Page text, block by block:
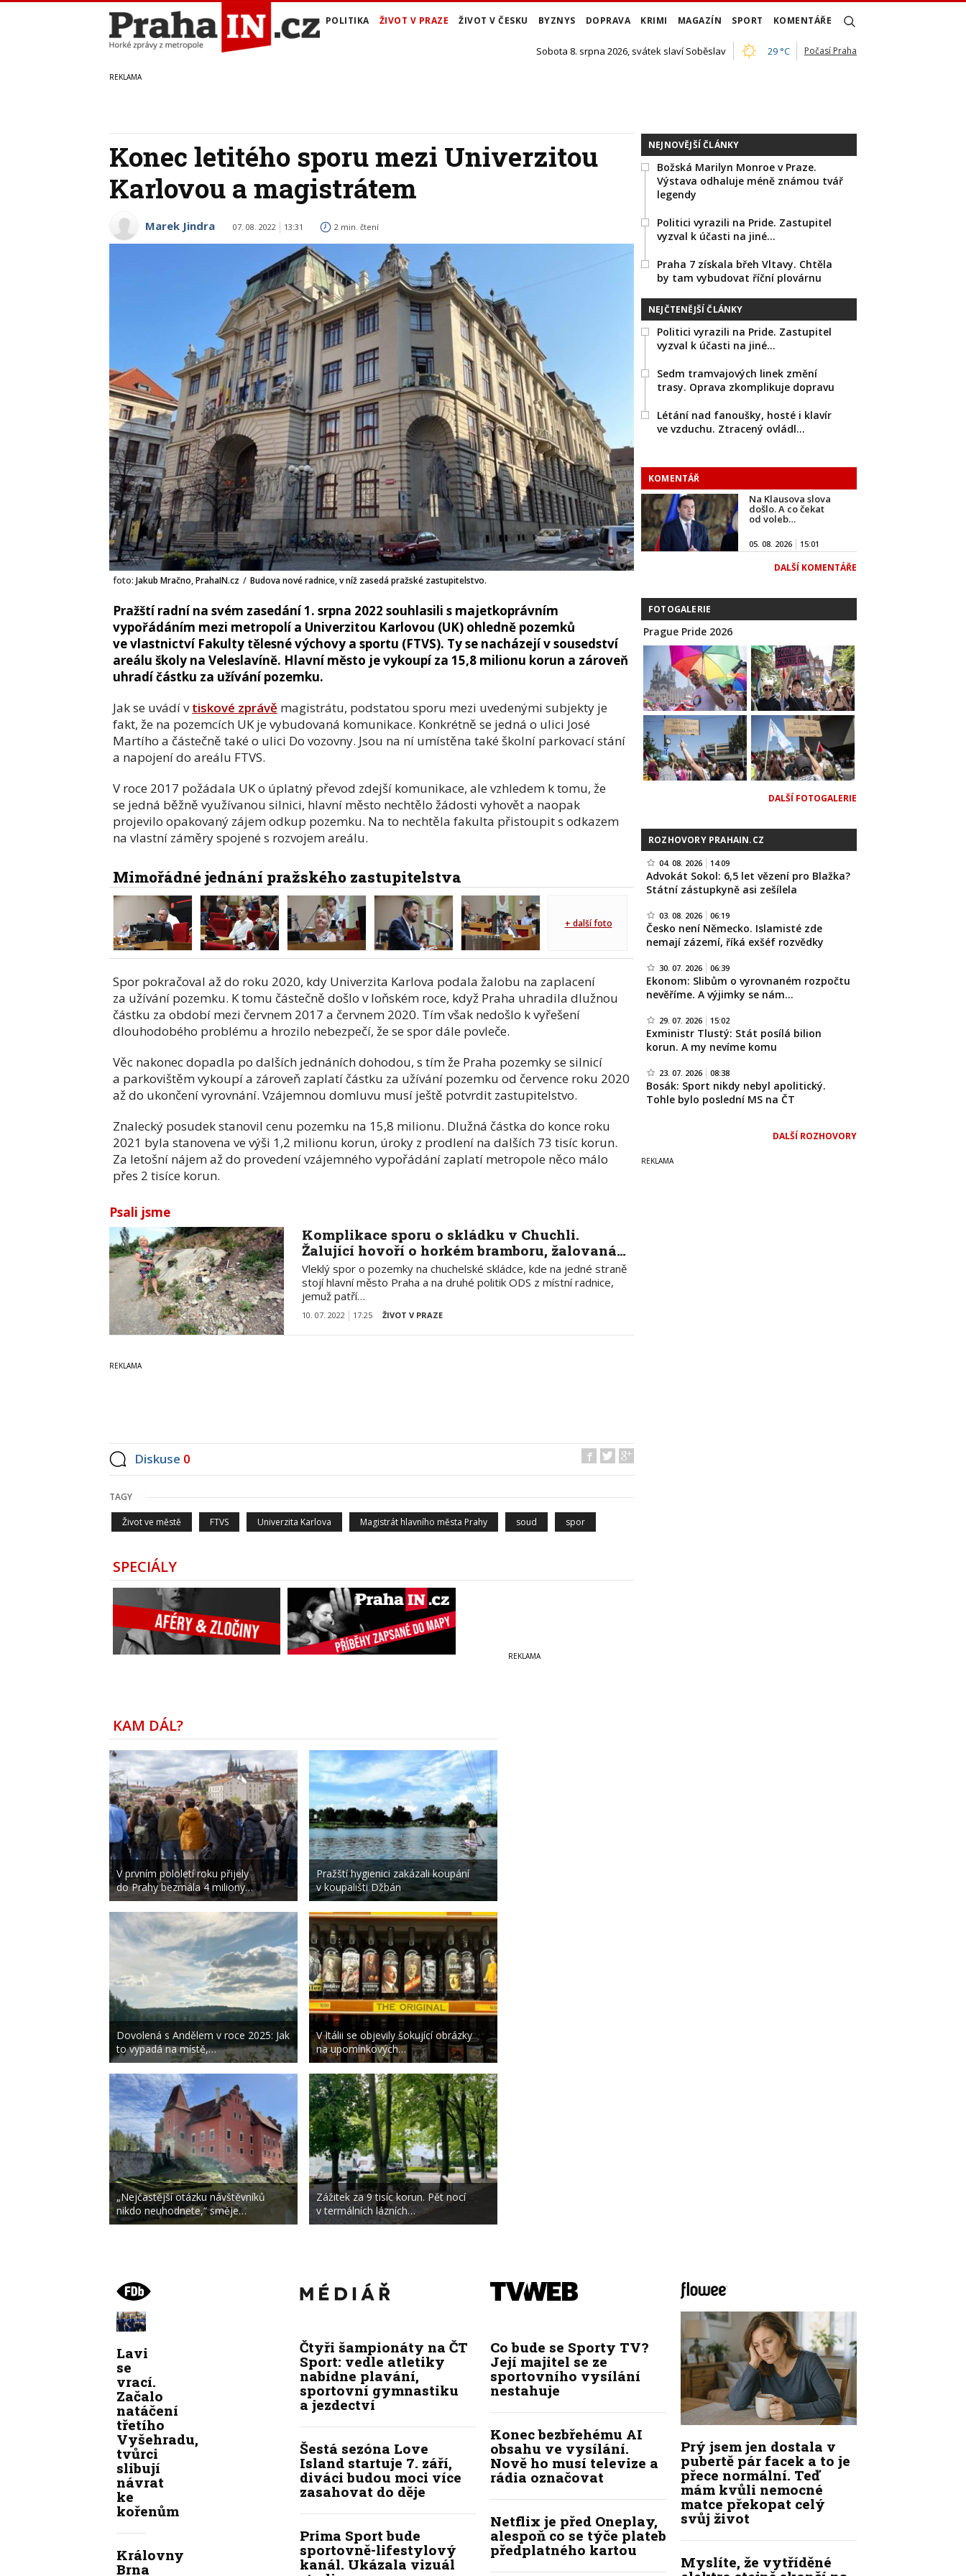
POLITIKA ŽIVOT V PRAZE ŽIVOT V ČESKU BYZNYS DOPRAVA KRIMI MAGAZÍN SPORT KOMENTÁŘE
Sobota 8. srpna 2026, svátek slaví Soběslav 29 °C Počasí Praha
Konec letitého sporu mezi Univerzitou
Karlovou a magistrátem
Marek Jindra 07. 08. 2022 13:31 2 min. čtení
foto: Jakub Mračno, PrahaIN.cz / Budova nové radnice, v níž zasedá pražské zastupitelstvo.
Pražští radní na svém zasedání 1. srpna 2022 souhlasili s majetkoprávním
vypořádáním mezi metropolí a Univerzitou Karlovou (UK) ohledně pozemků
ve vlastnictví Fakulty tělesné výchovy a sportu (FTVS). Ty se nacházejí v sousedství
areálu školy na Veleslavíně. Hlavní město je vykoupí za 15,8 milionu korun a zároveň
uhradí částku za užívání pozemku.
Jak se uvádí vtiskové zprávě magistrátu, podstatou sporu mezi uvedenými subjekty je
fakt, že na pozemcích UK je vybudovaná komunikace. Konkrétně se jedná o ulici José
Martího a částečně také o ulici Do vozovny. Jsou na ní umístěna také školní parkovací stání
a napojení do areálu FTVS.
V roce 2017 požádala UK o úplatný převod zdejší komunikace, ale vzhledem k tomu, že
se jedná běžně využívanou silnici, hlavní město nechtělo žádosti vyhovět a naopak
projevilo opakovaný zájem odkup pozemku. Na to nechtěla fakulta přistoupit s odkazem
na vlastní záměry spojené s rozvojem areálu.
Mimořádné jednání pražského zastupitelstva
+ další foto
Spor pokračoval až do roku 2020, kdy Univerzita Karlova podala žalobu na zaplacení
za užívání pozemku. K tomu částečně došlo v loňském roce, když Praha uhradila dlužnou
částku za období mezi červnem 2017 a červnem 2020. Tím však nedošlo k vyřešení
dlouhodobého problému a hrozilo nebezpečí, že se spor dále povleče.
Věc nakonec dopadla po dalších jednáních dohodou, s tím že Praha pozemky se silnicí
a parkovištěm vykoupí a zároveň zaplatí částku za užívání pozemku od července roku 2020
až do ukončení vyrovnání. Vzájemnou domluvu musí ještě potvrdit zastupitelstvo.
Znalecký posudek stanovil cenu pozemku na 15,8 milionu. Dlužná částka do konce roku
2021 byla stanovena ve výši 1,2 milionu korun, úroky z prodlení na dalších 73 tisíc korun.
Za letošní nájem až do provedení vzájemného vypořádání zaplatí metropole něco málo
přes 2 tisíce korun.
Psali jsme
Komplikace sporu o skládku v Chuchli.
Žalující hovoří o horkém bramboru, žalovaná…
Vleklý spor o pozemky na chuchelské skládce, kde na jedné straně
stojí hlavní město Praha a na druhé politik ODS z místní radnice,
jemuž patří…
10. 07. 2022 17:25 ŽIVOT V PRAZE
Diskuse 0
TAGY
Život ve městě FTVS Univerzita Karlova Magistrát hlavního města Prahy soud spor
SPECIÁLY
NEJNOVĚJŠÍ ČLÁNKY
Božská Marilyn Monroe v Praze.
Výstava odhaluje méně známou tvář
legendy
Politici vyrazili na Pride. Zastupitel
vyzval k účasti na jiné…
Praha 7 získala břeh Vltavy. Chtěla
by tam vybudovat říční plovárnu
NEJČTENĚJŠÍ ČLÁNKY
Politici vyrazili na Pride. Zastupitel
vyzval k účasti na jiné…
Sedm tramvajových linek změní
trasy. Oprava zkomplikuje dopravu
Létání nad fanoušky, hosté i klavír
ve vzduchu. Ztracený ovládl…
KOMENTÁŘ
Na Klausova slova
došlo. A co čekat
od voleb…
05. 08. 2026 15:01
DALŠÍ KOMENTÁŘE
FOTOGALERIE
Prague Pride 2026
DALŠÍ FOTOGALERIE
ROZHOVORY PRAHAIN.CZ
04. 08. 2026 14:09
Advokát Sokol: 6,5 let vězení pro Blažka?
Státní zástupkyně asi zešílela
03. 08. 2026 06:19
Česko není Německo. Islamisté zde
nemají zázemí, říká exšéf rozvědky
30. 07. 2026 06:39
Ekonom: Slibům o vyrovnaném rozpočtu
nevěříme. A výjimky se nám…
29. 07. 2026 15:02
Exministr Tlustý: Stát posílá bilion
korun. A my nevíme komu
23. 07. 2026 08:38
Bosák: Sport nikdy nebyl apolitický.
Tohle bylo poslední MS na ČT
DALŠÍ ROZHOVORY
KAM DÁL?
V prvním pololetí roku přijely
do Prahy bezmála 4 miliony…
Dovolená s Andělem v roce 2025: Jak
to vypadá na místě,…
„Nejčastější otázku návštěvníků
nikdo neuhodnete,“ směje…
Pražští hygienici zakázali koupání
v koupališti Džbán
V Itálii se objevily šokující obrázky
na upomínkových…
Zážitek za 9 tisíc korun. Pět nocí
v termálních lázních…
Lavi
se
vrací.
Začalo
natáčení
třetího
Vyšehradu,
tvůrci
slibují
návrat
ke
kořenům
Královny
Brna
Čtyři šampionáty na ČT
Sport: vedle atletiky
nabídne plavání,
sportovní gymnastiku
a jezdectví
Šestá sezóna Love
Island startuje 7. září,
diváci budou moci více
zasahovat do děje
Prima Sport bude
sportovně-lifestylový
kanál. Ukázala vizuál
Co bude se Sporty TV?
Její majitel se ze
sportovního vysílání
nestahuje
Konec bezbřehému AI
obsahu ve vysílání.
Nově ho musí televize a
rádia označovat
Netflix je před Oneplay,
alespoň co se týče plateb
předplatného kartou
Prý jsem jen dostala v
pubertě pár facek a to je
přece normální. Teď
mám kvůli nemocné
matce překopat celý
svůj život
Myslíte, že vytříděné